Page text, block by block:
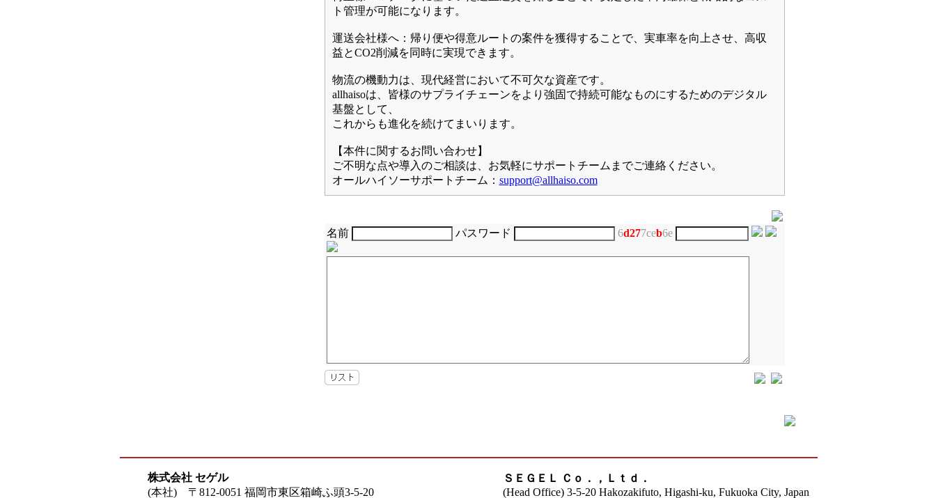
ト管理が可能になります。
運送会社様へ：帰り便や得意ルートの案件を獲得することで、実車率を向上させ、高収
益とCO2削減を同時に実現できます。
物流の機動力は、現代経営において不可欠な資産です。
allhaisoは、皆様のサプライチェーンをより強固で持続可能なものにするためのデジタル
基盤として、
これからも進化を続けてまいります。
【本件に関するお問い合わせ】
ご不明な点や導入のご相談は、お気軽にサポートチームまでご連絡ください。
オールハイソーサポートチーム： support@allhaiso.com
名前 パスワード 6d277ceb6e
株式会社 セゲル
(本社) 〒812-0051 福岡市東区箱崎ふ頭3-5-20
ＳＥＧＥＬ Ｃｏ．，Ｌｔｄ．
(Head Office) 3-5-20 Hakozakifuto, Higashi-ku, Fukuoka City, Japan